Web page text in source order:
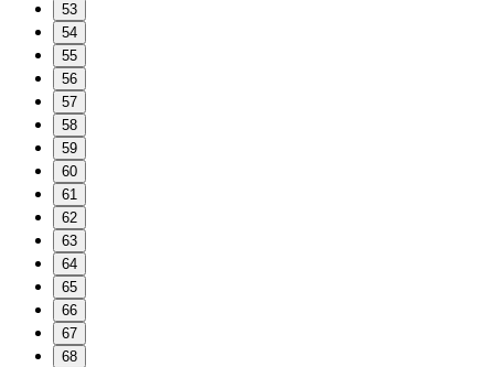
53
54
55
56
57
58
59
60
61
62
63
64
65
66
67
68